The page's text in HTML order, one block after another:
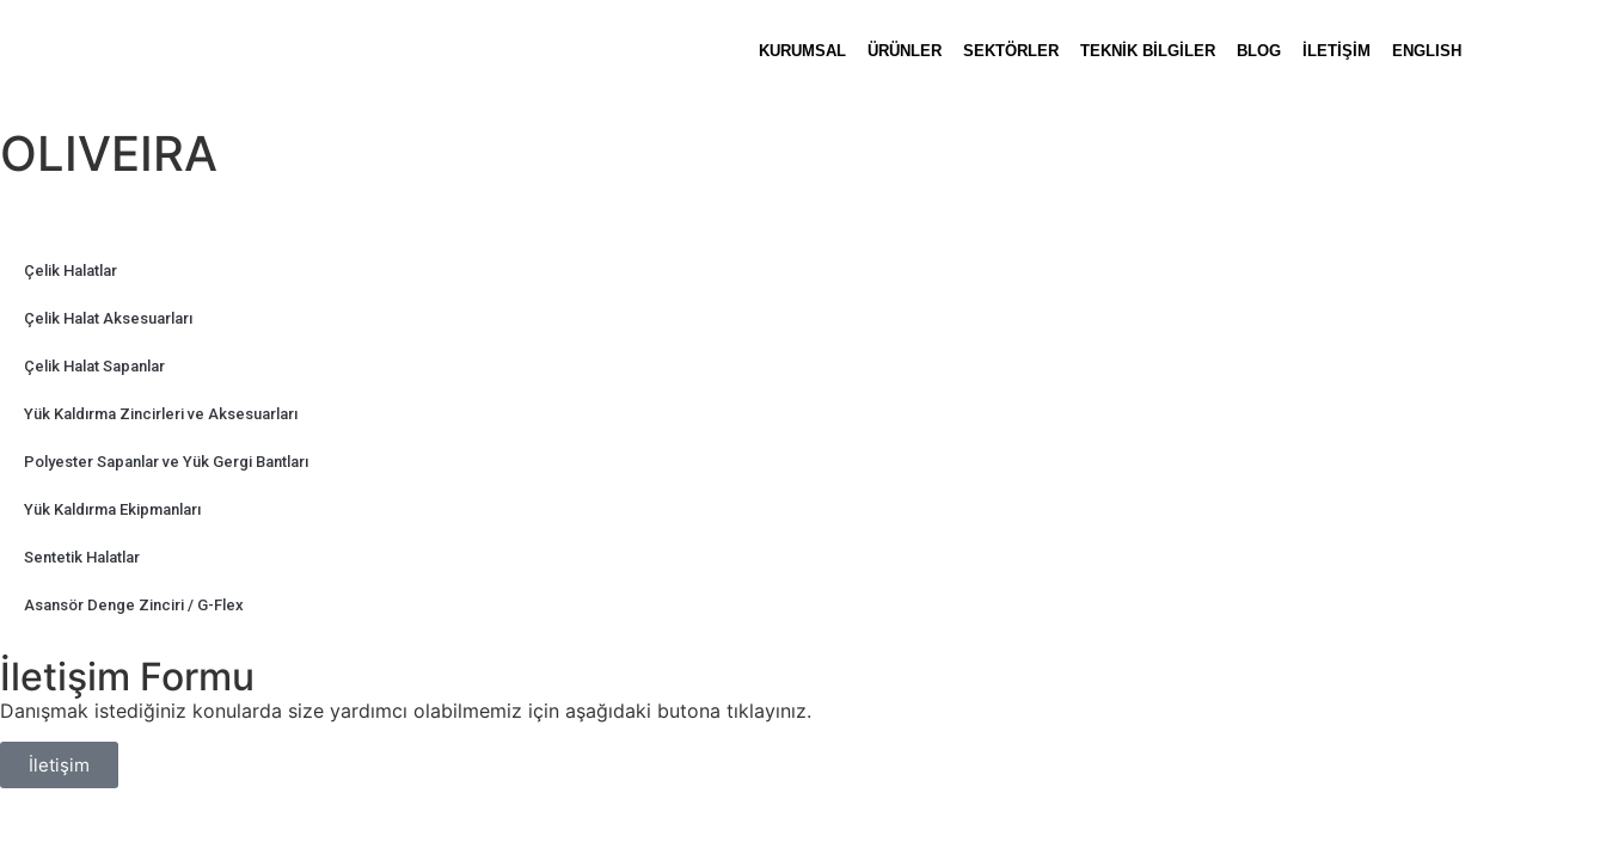
KURUMSAL ÜRÜNLER SEKTÖRLER TEKNİK BİLGİLER BLOG İLETİŞİM ENGLISH
OLIVEIRA
Çelik Halatlar
Çelik Halat Aksesuarları
Çelik Halat Sapanlar
Yük Kaldırma Zincirleri ve Aksesuarları
Polyester Sapanlar ve Yük Gergi Bantları
Yük Kaldırma Ekipmanları
Sentetik Halatlar
Asansör Denge Zinciri / G-Flex
İletişim Formu
Danışmak istediğiniz konularda size yardımcı olabilmemiz için aşağıdaki butona tıklayınız.
İletişim